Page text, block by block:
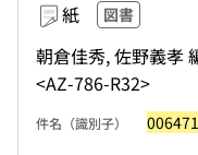
紙 図書
朝倉佳秀, 佐野義孝
<AZ-786-R32>
件名（識別子）